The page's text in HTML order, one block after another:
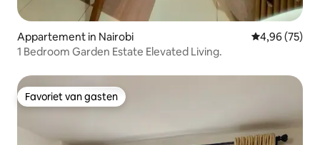
Appartement in Nairobi Gemiddelde
4,96 (75)
1 Bedroom Garden Estate Elevated Living.
Favoriet van gasten
Favoriet van gasten